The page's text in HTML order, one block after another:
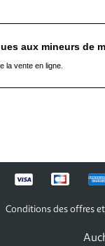
aux mineurs de
la vente en ligne.
Conditions des offres